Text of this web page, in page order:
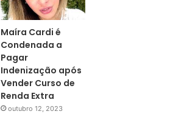
Maíra Cardi é
Condenada a
Pagar
Indenização após
Vender Curso de
Renda Extra
outubro 12, 2023